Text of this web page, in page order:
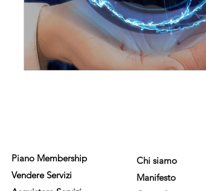
Piano Membership
Vendere Servizi
Chi siamo
Manifesto